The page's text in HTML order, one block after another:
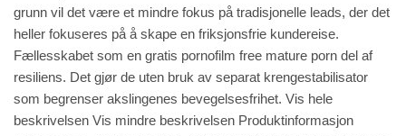
grunn vil det være et mindre fokus på tradisjonelle leads, der det
heller fokuseres på å skape en friksjonsfrie kundereise.
Fællesskabet som en gratis pornofilm free mature porn del af
resiliens. Det gjør de uten bruk av separat krengestabilisator
som begrenser akslingenes bevegelsesfrihet. Vis hele
beskrivelsen Vis mindre beskrivelsen Produktinformasjon